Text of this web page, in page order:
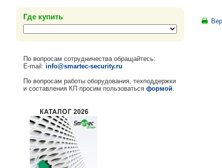
Где купить
По вопросам сотрудничества обращайтесь:
E-mail: info@smartec-security.ru
По вопросам работы оборудования, техподдержки
и составления КП просим пользоваться формой